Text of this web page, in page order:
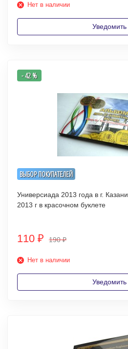
Нет в наличии
Уведомить
ВЫБОР ПОКУПАТЕЛЕЙ
- 42 %
Универсиада 2013 года в г. Казани 2 монеты по 10 руб
2013 г в красочном буклете
110 ₽ 190₽
Нет в наличии
Уведомить